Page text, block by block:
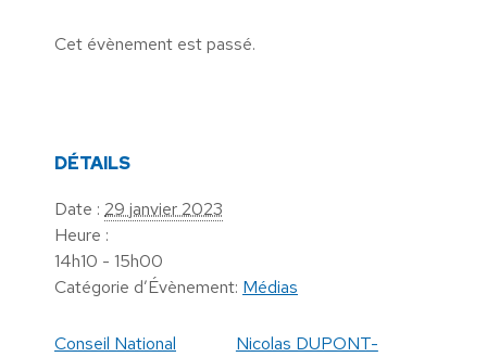
Cet évènement est passé.
DÉTAILS
Date : 29 janvier 2023
Heure :
14h10 - 15h00
Catégorie d’Évènement: Médias
Conseil National
Nicolas DUPONT-